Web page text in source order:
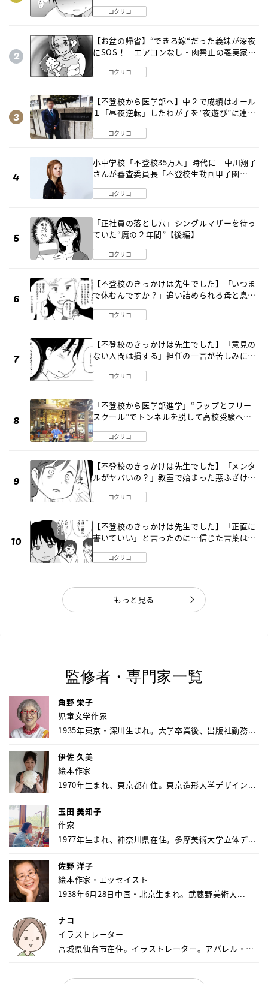
コクリコ
【お盆の帰省】“できる嫁“だった義妹が深夜
にSOS！ エアコンなし・肉禁止の義実家ル
コクリコ
【不登校から医学部へ】中２で成績はオール
１「昼夜逆転」したわが子を”夜遊び”に連れ
コクリコ
小中学校「不登校35万人」時代に 中川翔子
さんが審査委員長「不登校生動画甲子園
コクリコ
「正社員の落とし穴」シングルマザーを待っ
ていた“魔の２年間”【後編】
コクリコ
【不登校のきっかけは先生でした】「いつま
で休むんですか？」追い詰められる母と息子
コクリコ
【不登校のきっかけは先生でした】「意見の
ない人間は損する」担任の一言が苦しみに…
コクリコ
「不登校から医学部進学」“ラップとフリー
スクール”でトンネルを脱して高校受験へ
コクリコ
【不登校のきっかけは先生でした】「メンタ
ルがヤバいの？」教室で始まった悪ふざけ
コクリコ
【不登校のきっかけは先生でした】「正直に
書いていい」と言ったのに…信じた言葉は噓
コクリコ
もっと見る
監修者・専門家一覧
角野 栄子
児童文学作家
1935年東京・深川生まれ。大学卒業後、出版社勤務...
伊佐 久美
絵本作家
1970年生まれ、東京都在住。東京造形大学デザイン...
玉田 美知子
作家
1977年生まれ、神奈川県在住。多摩美術大学立体デ...
佐野 洋子
絵本作家・エッセイスト
1938年6月28日中国・北京生まれ。武蔵野美術大...
ナコ
イラストレーター
宮城県仙台市在住。イラストレーター。アパレル・キ